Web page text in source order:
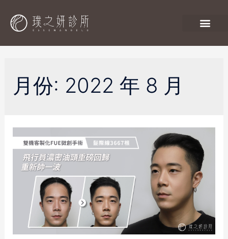
月份: 2022 年 8 月